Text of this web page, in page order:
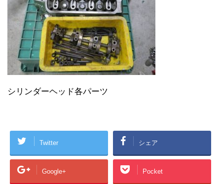
シリンダーヘッド各パーツ
Twitter シェア
Google+ Pocket